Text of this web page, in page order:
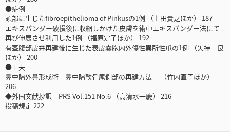
●症例
頭部に生じたfibroepithelioma of Pinkusの1例 （上田貴之ほか） 187
エキスパンダー破損後に収縮しかけた皮膚を術中エキスパンダー法にて
再び伸展させ利用した1例 （福原定子ほか） 192
有茎腹部皮弁再建後に生じた表皮嚢胞内外傷性異所性爪の1例 （矢持 良
ほか） 200
●工夫
鼻中隔外鼻形成術―鼻中隔軟骨尾側部の再建方法― （竹内直子ほか）
206
◆外国文献抄訳 PRS Vol.151 No.6 （高清水一慶） 216
投稿規定 222